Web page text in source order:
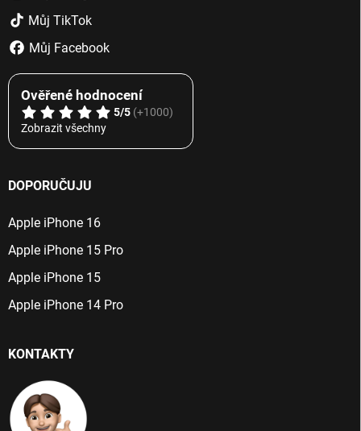
Můj TikTok
Můj Facebook
Ověřené hodnocení
5/5 (+1000)
Zobrazit všechny
DOPORUČUJU
Apple iPhone 16
Apple iPhone 15 Pro
Apple iPhone 15
Apple iPhone 14 Pro
KONTAKTY